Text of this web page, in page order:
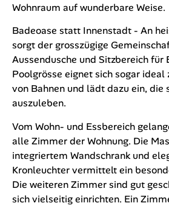
Wohnraum auf wunderbare Weise.
Badeoase statt Innenstadt - An
sorgt der grosszügige
Aussendusche und Sitzbereich für
Poolgrösse eignet sich sogar
von Bahnen und lädt dazu ein, die
auszuleben.
Vom Wohn- und Essbereich
alle Zimmer der Wohnung. Die
integriertem Wandschrank und
Kronleuchter vermittelt ein
Die weiteren Zimmer sind gut
sich vielseitig einrichten. Ein